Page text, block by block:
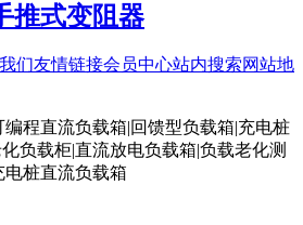
推式变阻器
们友情链接会员中心站内搜索网站地
程直流负载箱|回馈型负载箱|充电桩
负载柜|直流放电负载箱|负载老化测
电桩直流负载箱